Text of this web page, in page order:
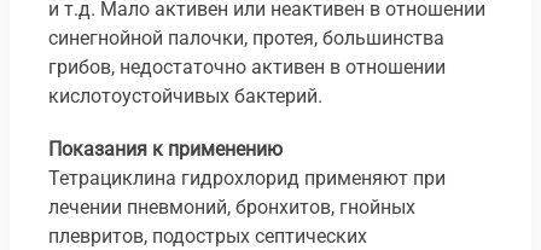
и т.д. Мало активен или неактивен в отношении
синегнойной палочки, протея, большинства
грибов, недостаточно активен в отношении
кислотоустойчивых бактерий.
Показания к применению
Тетрациклина гидрохлорид применяют при
лечении пневмоний, бронхитов, гнойных
плевритов, подострых септических